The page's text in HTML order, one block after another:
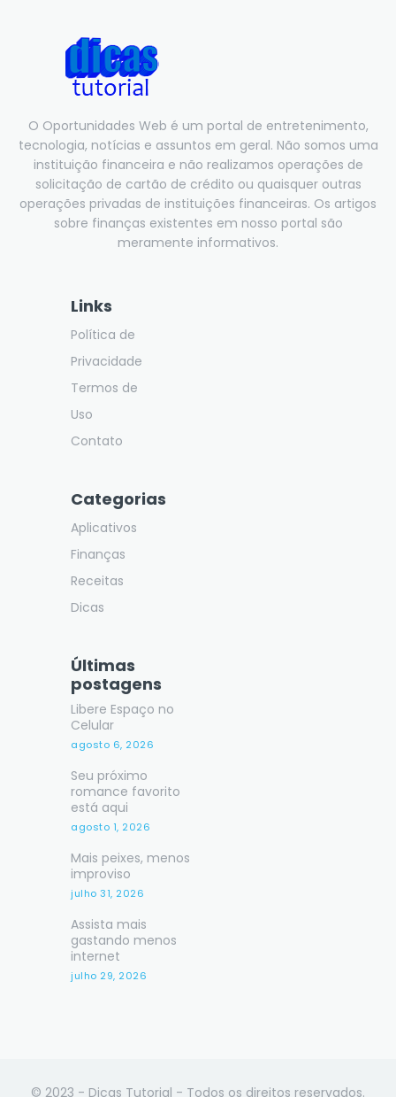
O Oportunidades Web é um portal de entretenimento,
tecnologia, notícias e assuntos em geral. Não somos uma
instituição financeira e não realizamos operações de
solicitação de cartão de crédito ou quaisquer outras
operações privadas de instituições financeiras. Os artigos
sobre finanças existentes em nosso portal são
meramente informativos.
Links
Política de
Privacidade
Termos de
Uso
Contato
Categorias
Aplicativos
Finanças
Receitas
Dicas
Últimas
postagens
Libere Espaço no
Celular
agosto 6, 2026
Seu próximo
romance favorito
está aqui
agosto 1, 2026
Mais peixes, menos
improviso
julho 31, 2026
Assista mais
gastando menos
internet
julho 29, 2026
© 2023 - Dicas Tutorial - Todos os direitos reservados.